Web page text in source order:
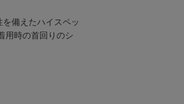
備えたハイスペッ
用時の首回りのシ